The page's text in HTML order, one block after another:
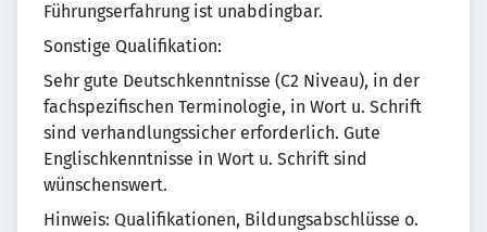
Führungserfahrung ist unabdingbar.
Sonstige Qualifikation:
Sehr gute Deutschkenntnisse (C2 Niveau), in der
fachspezifischen Terminologie, in Wort u. Schrift
sind verhandlungssicher erforderlich. Gute
Englischkenntnisse in Wort u. Schrift sind
wünschenswert.
Hinweis: Qualifikationen, Bildungsabschlüsse o.